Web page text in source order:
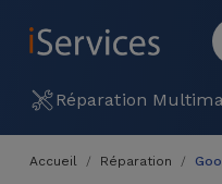
Réparation
MENU
Réparation
Différentes
Voir
Accueil Réparation